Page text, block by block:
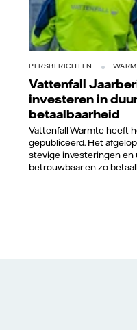
PERSBERICHTEN
Vattenfall
investeren in
betaalbaarheid
Vattenfall Warmte heeft
gepubliceerd. Het
stevige investeringen en
betrouwbaar en zo